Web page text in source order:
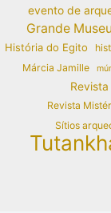
evento de
Grande
História do Egito
Márcia Jamille
Revista
Revista
Sítios